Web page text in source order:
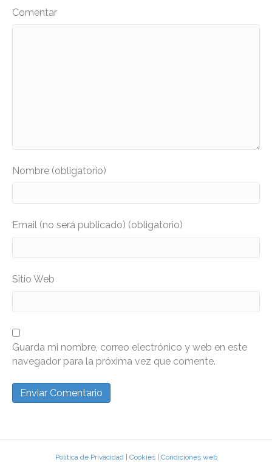
Comentar
Nombre (obligatorio)
Email (no será publicado) (obligatorio)
Sitio Web
Guarda mi nombre, correo electrónico y web en este
navegador para la próxima vez que comente.
Política de Privacidad | Cookies| Condiciones web